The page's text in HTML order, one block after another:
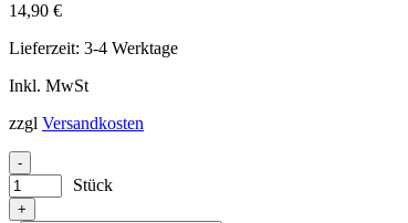
14,90 €
Lieferzeit: 3-4 Werktage
Inkl. MwSt
zzgl Versandkosten
-
Stück
+